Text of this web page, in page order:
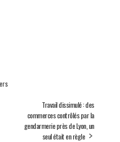
Travail dissimulé : des
commerces contrôlés par la
gendarmerie près de Lyon, un
seul était en règle